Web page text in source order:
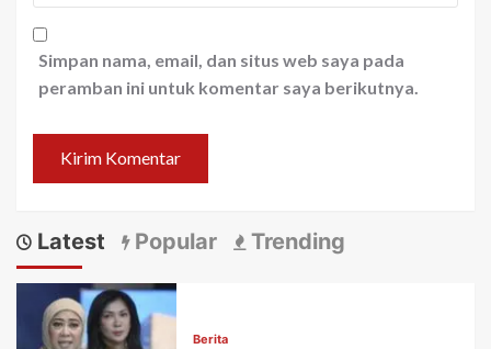
Simpan nama, email, dan situs web saya pada
peramban ini untuk komentar saya berikutnya.
Latest Popular Trending
Berita